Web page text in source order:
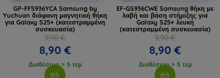
GP-FFS936YCA Samsung by
Yuchuan διάφανη μαγνητική θήκη
για Galaxy S25+ (κατεστραμμένη
συσκευασία)
9,90 €
8,90 €
Διαθέσιμο > 5 τεμ
EF-GS936CWE Samsung θήκη με
λαβή και βάση στήριξης για
Galaxy S25+ λευκή
(κατεστραμμένη συσκευασία)
9,90 €
8,90 €
Διαθέσιμο > 5 τεμ